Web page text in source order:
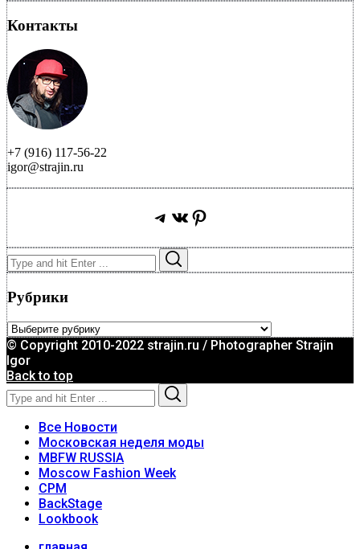
Контакты
+7 (916) 117-56-22
igor@strajin.ru
Telegram
ВКонтакте
Pinterest
Search
for:
Рубрики
Рубрики
© Copyright 2010-2022 strajin.ru / Photographer Strajin
Igor
Back to top
Search
for:
Все Новости
Московская неделя моды
MBFW RUSSIA
Moscow Fashion Week
CPM
BackStage
Lookbook